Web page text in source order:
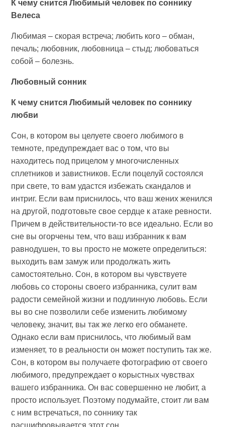
К чему снится Любимый человек по соннику
Велеса
Любимая – скорая встреча; любить кого – обман,
печаль; любовник, любовница – стыд; любоваться
собой – болезнь.
Любовный сонник
К чему снится Любимый человек по соннику
любви
Сон, в котором вы целуете своего любимого в
темноте, предупреждает вас о том, что вы
находитесь под прицелом у многочисленных
сплетников и завистников. Если поцелуй состоялся
при свете, то вам удастся избежать скандалов и
интриг. Если вам приснилось, что ваш жених женился
на другой, подготовьте свое сердце к атаке ревности.
Причем в действительности-то все идеально. Если во
сне вы огорчены тем, что ваш избранник к вам
равнодушен, то вы просто не можете определиться:
выходить вам замуж или продолжать жить
самостоятельно. Сон, в котором вы чувствуете
любовь со стороны своего избранника, сулит вам
радости семейной жизни и подлинную любовь. Если
вы во сне позволили себе изменить любимому
человеку, значит, вы так же легко его обманете.
Однако если вам приснилось, что любимый вам
изменяет, то в реальности он может поступить так же.
Сон, в котором вы получаете фотографию от своего
любимого, предупреждает о корыстных чувствах
вашего избранника. Он вас совершенно не любит, а
просто использует. Поэтому подумайте, стоит ли вам
с ним встречаться, по соннику так
расшифровывается этот сон.